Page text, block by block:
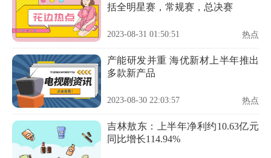
括全明星赛，常规赛，总决赛
2023-08-31 01:50:51 热点
产能研发并重 海优新材上半年推出
多款新产品
2023-08-30 22:03:57 热点
吉林敖东：上半年净利约10.63亿元
同比增长114.94%